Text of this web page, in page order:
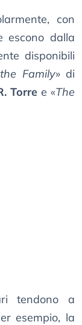
con
escono dalla
disponibili
Family» di
Torree «The
tendono a
esempio, la